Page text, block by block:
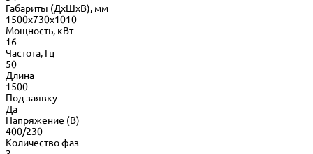
Габариты (ДхШхВ), мм
1500x730x1010
Мощность, кВт
16
Частота, Гц
50
Длина
1500
Под заявку
Да
Напряжение (В)
400/230
Количество фаз